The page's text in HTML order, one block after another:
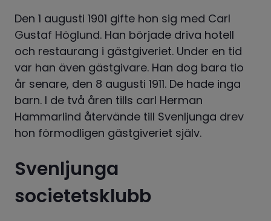
Den 1 augusti 1901 gifte hon sig med Carl
Gustaf Höglund. Han började driva hotell
och restaurang i gästgiveriet. Under en tid
var han även gästgivare. Han dog bara tio
år senare, den 8 augusti 1911. De hade inga
barn. I de två åren tills carl Herman
Hammarlind återvände till Svenljunga drev
hon förmodligen gästgiveriet själv.
Svenljunga
societetsklubb